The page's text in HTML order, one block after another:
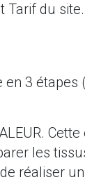
Tarif du site.
en 3 étapes
Cette
les
réaliser